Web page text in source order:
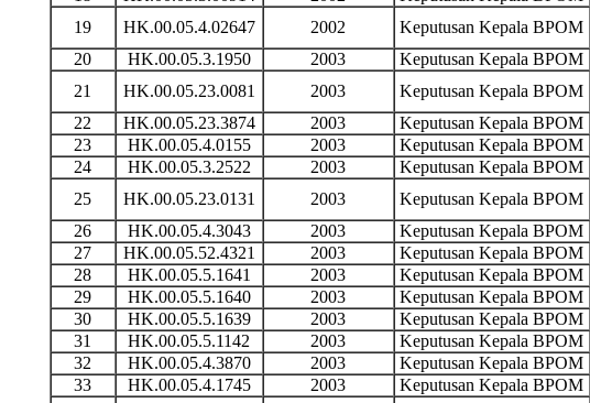
19
HK.00.05.4.02647 2002 Keputusan Kepala BPOM
20
HK.00.05.3.1950 2003 Keputusan Kepala BPOM
21
HK.00.05.23.0081 2003 Keputusan Kepala BPOM
22
HK.00.05.23.3874 2003 Keputusan Kepala BPOM
23
HK.00.05.4.0155 2003 Keputusan Kepala BPOM
24
HK.00.05.3.2522 2003 Keputusan Kepala BPOM
25
HK.00.05.23.0131 2003 Keputusan Kepala BPOM
26
HK.00.05.4.3043 2003 Keputusan Kepala BPOM
27
HK.00.05.52.4321 2003 Keputusan Kepala BPOM
28
HK.00.05.5.1641 2003 Keputusan Kepala BPOM
29
HK.00.05.5.1640 2003 Keputusan Kepala BPOM
30
HK.00.05.5.1639 2003 Keputusan Kepala BPOM
31
HK.00.05.5.1142 2003 Keputusan Kepala BPOM
32
HK.00.05.4.3870 2003 Keputusan Kepala BPOM
33
HK.00.05.4.1745 2003 Keputusan Kepala BPOM